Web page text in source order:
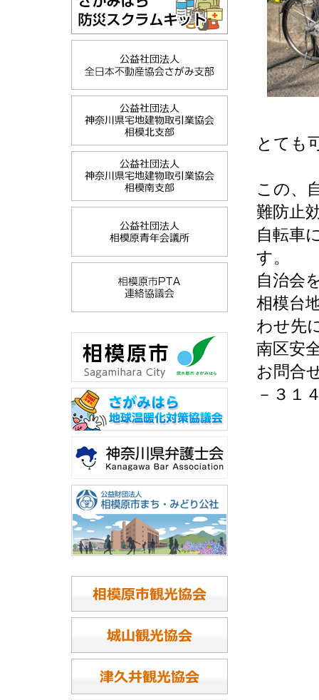
とても
この、
難防止
自転車
す。
自治会
相模台
わせ先
南区安
お問合
－３１